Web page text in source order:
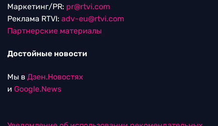
Маркетинг/PR: pr@rtvi.com
Реклама RTVI: adv-eu@rtvi.com
Партнерские материалы
Достойные новости
Мы в Дзен.Новостях
и Google.News